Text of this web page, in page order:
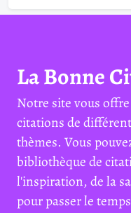
La Bonne
Notre site vous
citations de
thèmes. Vous
bibliothèque de
l'inspiration, de la
pour passer le